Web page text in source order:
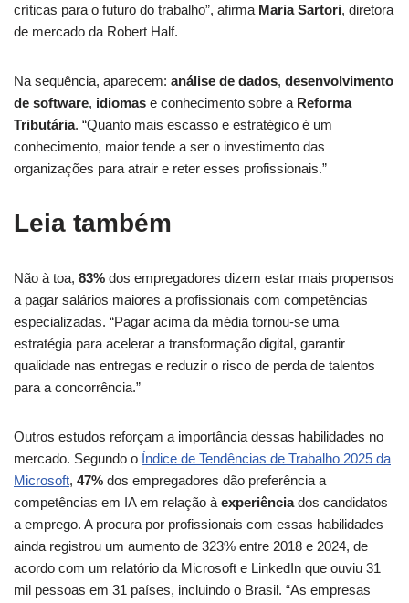
críticas para o futuro do trabalho”, afirma Maria Sartori, diretora
de mercado da Robert Half.
Na sequência, aparecem: análise de dados, desenvolvimento
de software, idiomas e conhecimento sobre a Reforma
Tributária. “Quanto mais escasso e estratégico é um
conhecimento, maior tende a ser o investimento das
organizações para atrair e reter esses profissionais.”
Leia também
Não à toa, 83% dos empregadores dizem estar mais propensos
a pagar salários maiores a profissionais com competências
especializadas. “Pagar acima da média tornou-se uma
estratégia para acelerar a transformação digital, garantir
qualidade nas entregas e reduzir o risco de perda de talentos
para a concorrência.”
Outros estudos reforçam a importância dessas habilidades no
mercado. Segundo o Índice de Tendências de Trabalho 2025 da
Microsoft, 47% dos empregadores dão preferência a
competências em IA em relação à experiênciados candidatos
a emprego. A procura por profissionais com essas habilidades
ainda registrou um aumento de 323% entre 2018 e 2024, de
acordo com um relatório da Microsoft e LinkedIn que ouviu 31
mil pessoas em 31 países, incluindo o Brasil. “As empresas